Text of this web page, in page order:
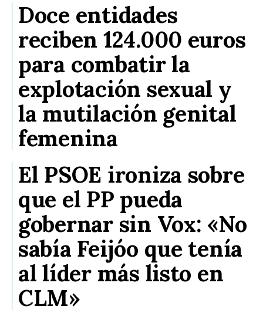
Doce entidades
reciben 124.000 euros
para combatir la
explotación sexual y
la mutilación genital
femenina
El PSOE ironiza sobre
que el PP pueda
gobernar sin Vox: «No
sabía Feijóo que tenía
al líder más listo en
CLM»